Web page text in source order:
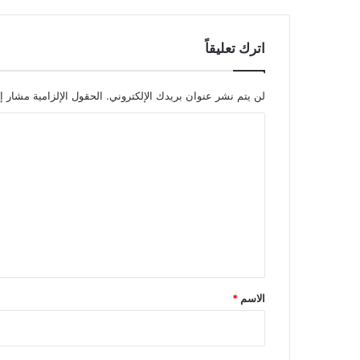
اترك تعليقاً
لن يتم نشر عنوان بريدك الإلكتروني. الحقول الإلزامية مشار
*
الاسم *